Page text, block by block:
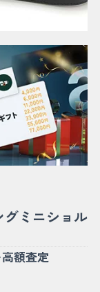
グミニショル
額査定